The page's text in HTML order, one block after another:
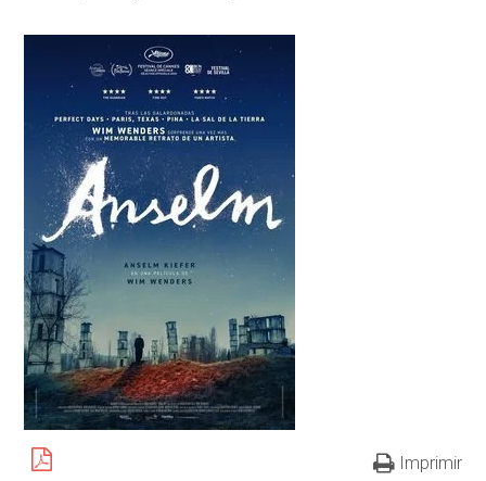
Imprimir